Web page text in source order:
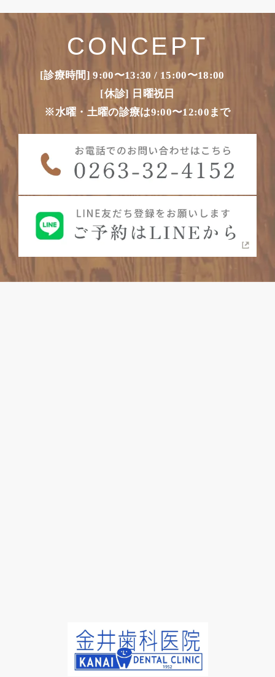
CONCEPT
[診療時間] 9:00〜13:30 / 15:00〜18:00
[休診] 日曜祝日
※水曜・土曜の診療は9:00〜12:00まで